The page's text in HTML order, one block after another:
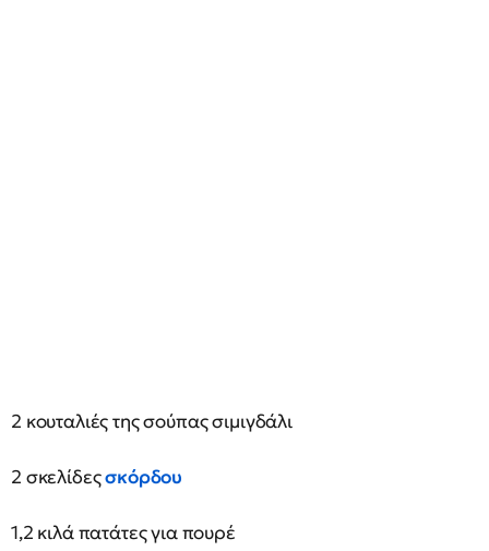
2 κουταλιές της σούπας σιμιγδάλι
2 σκελίδεςσκόρδου
1,2 κιλά πατάτες για πουρέ